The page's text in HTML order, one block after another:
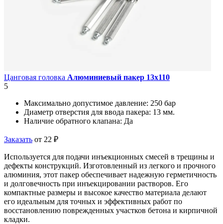
Цанговая головка Алюминиевый пакер 13х110
5
Максимально допустимое давление: 250 бар
Диаметр отверстия для ввода пакера: 13 мм.
Наличие обратного клапана: Да
Заказать от 22 ₽
Используется для подачи инъекционных смесей в трещины и
дефекты конструкций. Изготовленный из легкого и прочного
алюминия, этот пакер обеспечивает надежную герметичность
и долговечность при инъекцировании растворов. Его
компактные размеры и высокое качество материала делают
его идеальным для точных и эффективных работ по
восстановлению поврежденных участков бетона и кирпичной
кладки.